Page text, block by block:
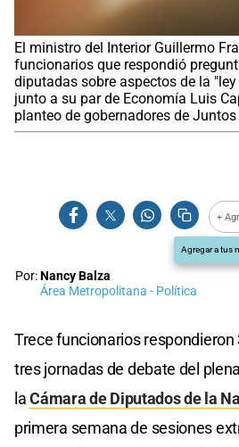
El ministro del Interior Guillermo
funcionarios que respondió
diputadas sobre aspectos de la
junto a su par de Economía Luis
planteo de gobernadores de
+
Agregar a tus
Por:Nancy Balza
Área Metropolitana - Política
Trece funcionarios
tres jornadas de debate del
laCámara de Diputados de la
primera semana de sesiones